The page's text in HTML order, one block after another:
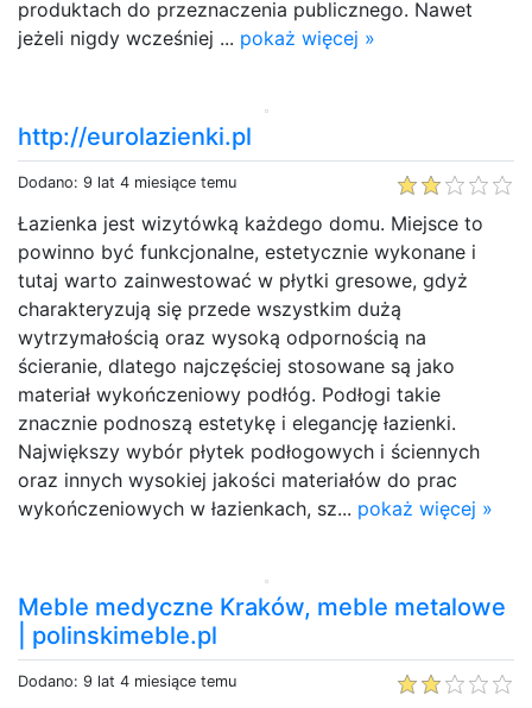
produktach do przeznaczenia publicznego. Nawet
jeżeli nigdy wcześniej ... pokaż więcej »
http://eurolazienki.pl
Dodano: 9 lat 4 miesiące temu
Łazienka jest wizytówką każdego domu. Miejsce to
powinno być funkcjonalne, estetycznie wykonane i
tutaj warto zainwestować w płytki gresowe, gdyż
charakteryzują się przede wszystkim dużą
wytrzymałością oraz wysoką odpornością na
ścieranie, dlatego najczęściej stosowane są jako
materiał wykończeniowy podłóg. Podłogi takie
znacznie podnoszą estetykę i elegancję łazienki.
Największy wybór płytek podłogowych i ściennych
oraz innych wysokiej jakości materiałów do prac
wykończeniowych w łazienkach, sz... pokaż więcej »
Meble medyczne Kraków, meble metalowe
| polinskimeble.pl
Dodano: 9 lat 4 miesiące temu